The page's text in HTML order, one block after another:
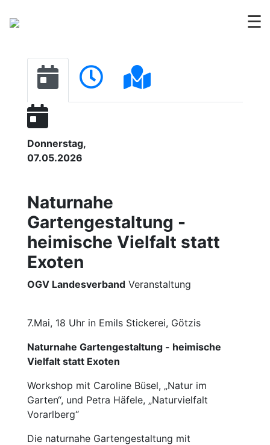
☰
Donnerstag,
07.05.2026
Naturnahe
Gartengestaltung -
heimische Vielfalt statt
Exoten
OGV Landesverband Veranstaltung
7.Mai, 18 Uhr in Emils Stickerei, Götzis
Naturnahe Gartengestaltung - heimische
Vielfalt statt Exoten
Workshop mit Caroline Büsel, „Natur im
Garten“, und Petra Häfele, „Naturvielfalt
Vorarlberg“
Die naturnahe Gartengestaltung mit